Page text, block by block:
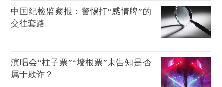
中国纪检监察报：警惕打“感情牌”的
交往套路
演唱会“柱子票”“墙根票”未告知是否
属于欺诈？